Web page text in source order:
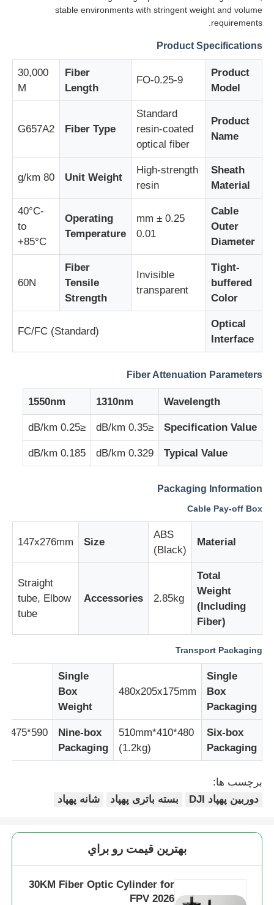
کنترل کیفیت
موارد
درخواست قیمت
هواپیماهای بدون سرنشین صنعتی
هواپیمای بدون سرنشین FPV
دستگاه ضد پهپاد
دوربین دید حرارتی
stable environments with stringent weight and volume
requirements.
Product Specifications
Product
Model
FO-0.25-9
Fiber
Length
30,000
M
Product
Name
Standard
resin-coated
optical fiber
Fiber Type
G657A2
Sheath
Material
High-strength
resin
Unit Weight
80 g/km
Cable
Outer
Diameter
0.25 mm ±
0.01
Operating
Temperature
-40°C
to
+85°C
Tight-
buffered
Color
Invisible
transparent
Fiber
Tensile
Strength
60N
Optical
Interface
FC/FC (Standard)
Fiber Attenuation Parameters
Wavelength
1310nm
1550nm
Specification Value
≤0.35 dB/km
≤0.25 dB/km
Typical Value
0.329 dB/km
0.185 dB/km
Packaging Information
Cable Pay-off Box
Material
ABS
(Black)
Size
147x276mm
Total
Weight
(Including
Fiber)
2.85kg
Accessories
Straight
tube, Elbow
tube
Transport Packaging
Single
Box
Packaging
480x205x175mm
Single
Box
Weight
Six-box
Packaging
480*410*510mm
(1.2kg)
Nine-box
Packaging
برچسب ها:
دوربین پهپاد DJI
بسته باتری پهپاد شانه پهپاد
بهترين قيمت رو براي
30KM Fiber Optic Cylinder for
FPV 2026